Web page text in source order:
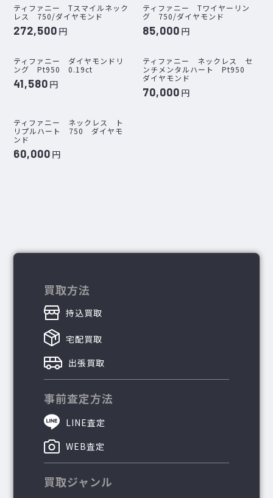
買取方法
持込買取
宅配買取
出張買取
事前査定方法
LINE査定
WEB査定
買取ジャンル
ティファニー Tスマイルネック
レス 750/ダイヤモンド
272,500 円
ティファニー Tワイヤーリン
グ 750/ダイヤモンド
85,000 円
ティファニー ダイヤモンドリ
ング Pt950 0.19ct
41,580 円
ティファニー ネックレス セ
ンチメンタルハート Pt950
ダイヤモンド
70,000 円
ティファニー ネックレス ト
リプルハート 750 ダイヤモ
ンド
60,000 円